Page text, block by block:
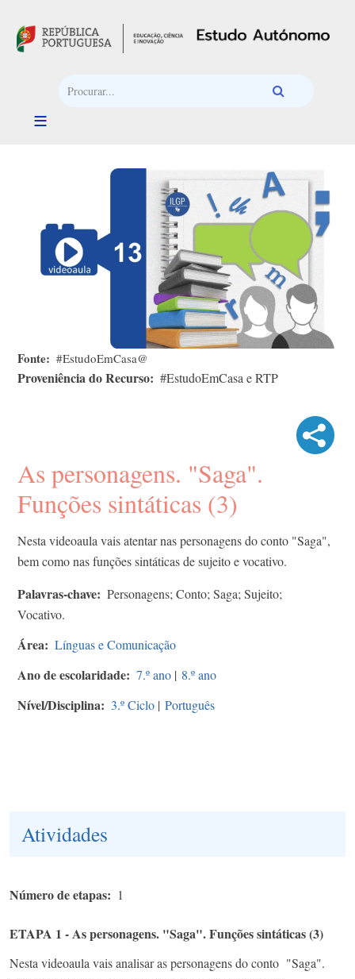
Fonte #EstudoEmCasa@
Proveniência do Recurso #EstudoEmCasa e RTP
As personagens. "Saga".
Funções sintáticas (3)
Nesta videoaula vais atentar nas personagens do conto "Saga",
bem como nas funções sintáticas de sujeito e vocativo.
Palavras-chave
Personagens; Conto; Saga; Sujeito;
Vocativo.
Área Línguas e Comunicação
Ano de escolaridade 7.º ano | 8.º ano
Nível/Disciplina 3.º Ciclo | Português
Atividades
Número de etapas 1
ETAPA 1 - As personagens. "Saga". Funções sintáticas (3)
Nesta videoaula vais analisar as personagens do conto "Saga".